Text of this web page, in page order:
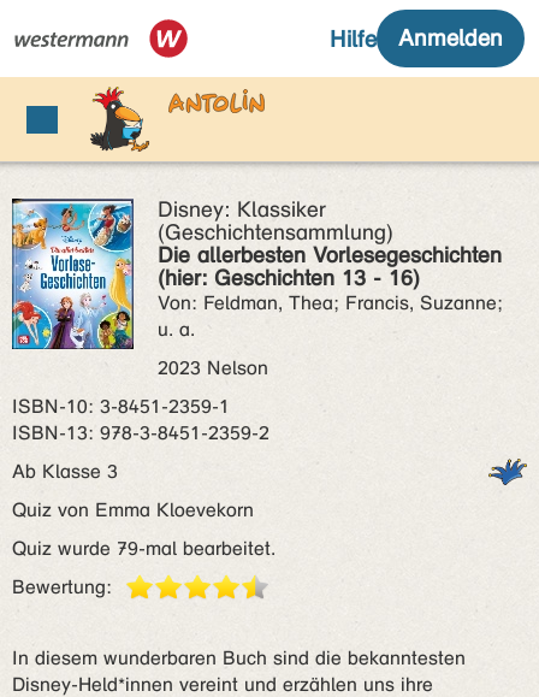
Disney: Klassiker
(Geschichtensammlung)
Die allerbesten Vorlesegeschichten
(hier: Geschichten 13 - 16)
Von: Feldman, Thea; Francis, Suzanne;
u. a.
2023 Nelson
ISBN‑10: 3-8451-2359-1
ISBN‑13: 978-3-8451-2359-2
Ab Klasse 3
Quiz von Emma Kloevekorn
Quiz wurde 79-mal bearbeitet.
Bewertung:
In diesem wunderbaren Buch sind die bekanntesten
Disney-Held*innen vereint und erzählen uns ihre